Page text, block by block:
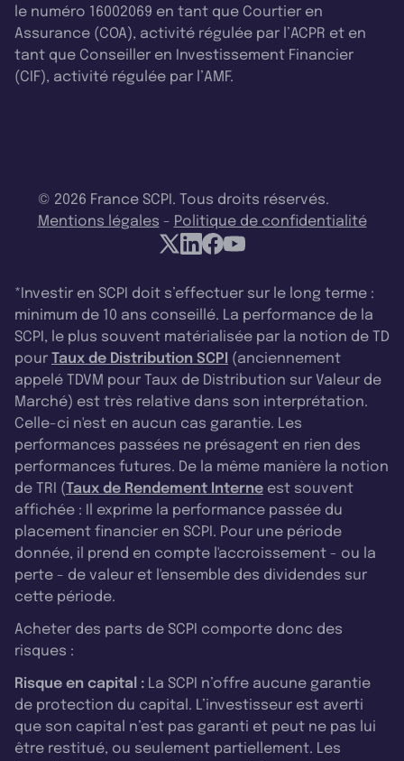
le numéro 16002069 en tant que Courtier en
Assurance (COA), activité régulée par l’ACPR et en
tant que Conseiller en Investissement Financier
(CIF), activité régulée par l’AMF.
© 2026 France SCPI. Tous droits réservés.
Mentions légales - Politique de confidentialité
*Investir en SCPI doit s’effectuer sur le long terme :
minimum de 10 ans conseillé. La performance de la
SCPI, le plus souvent matérialisée par la notion de TD
pour Taux de Distribution SCPI (anciennement
appelé TDVM pour Taux de Distribution sur Valeur de
Marché) est très relative dans son interprétation.
Celle-ci n'est en aucun cas garantie. Les
performances passées ne présagent en rien des
performances futures. De la même manière la notion
de TRI (Taux de Rendement Interne est souvent
affichée : Il exprime la performance passée du
placement financier en SCPI. Pour une période
donnée, il prend en compte l'accroissement - ou la
perte - de valeur et l'ensemble des dividendes sur
cette période.
Acheter des parts de SCPI comporte donc des
risques :
Risque en capital : La SCPI n’offre aucune garantie
de protection du capital. L’investisseur est averti
que son capital n’est pas garanti et peut ne pas lui
être restitué, ou seulement partiellement. Les